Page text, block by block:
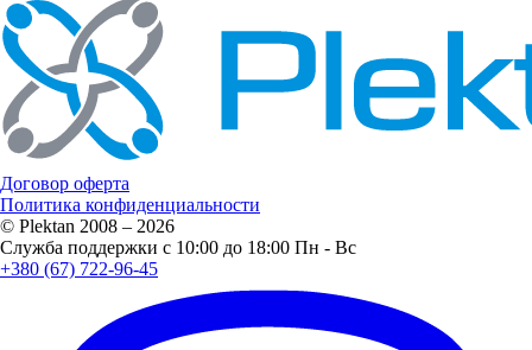
Договор оферта
Политика конфиденциальности
© Plektan 2008 – 2026
Служба поддержки с 10:00 до 18:00 Пн - Вс
+380 (67) 722-96-45